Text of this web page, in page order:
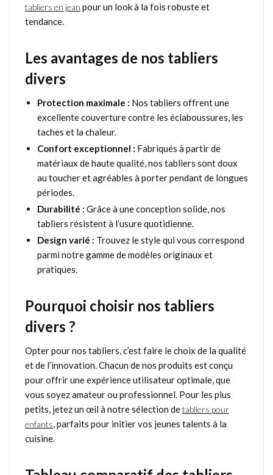
tabliers en jean pour un look à la fois robuste et
tendance.
Les avantages de nos tabliers
divers
Protection maximale : Nos tabliers offrent une
excellente couverture contre les éclaboussures, les
taches et la chaleur.
Confort exceptionnel : Fabriqués à partir de
matériaux de haute qualité, nos tabliers sont doux
au toucher et agréables à porter pendant de longues
périodes.
Durabilité : Grâce à une conception solide, nos
tabliers résistent à l’usure quotidienne.
Design varié : Trouvez le style qui vous correspond
parmi notre gamme de modèles originaux et
pratiques.
Pourquoi choisir nos tabliers
divers ?
Opter pour nos tabliers, c’est faire le choix de la qualité
et de l’innovation. Chacun de nos produits est conçu
pour offrir une expérience utilisateur optimale, que
vous soyez amateur ou professionnel. Pour les plus
petits, jetez un œil à notre sélection detabliers pour
enfants, parfaits pour initier vos jeunes talents à la
cuisine.